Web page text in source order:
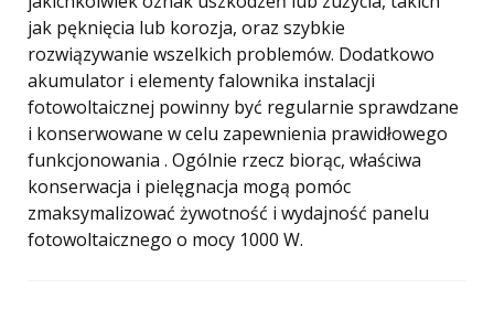
jak pęknięcia lub korozja, oraz szybkie
rozwiązywanie wszelkich problemów. Dodatkowo
akumulator i elementy falownika instalacji
fotowoltaicznej powinny być regularnie sprawdzane
i konserwowane w celu zapewnienia prawidłowego
funkcjonowania . Ogólnie rzecz biorąc, właściwa
konserwacja i pielęgnacja mogą pomóc
zmaksymalizować żywotność i wydajność panelu
fotowoltaicznego o mocy 1000 W.